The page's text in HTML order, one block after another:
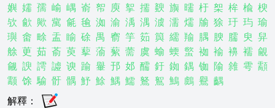
嬩 嬬 孺 崳 嵎 嵛 帤 庾 挐 擩 斔 旟 曘 杅 桇 桙 楡 楰
欤 歈 歟 歶 毹 毺 洳 渝 渪 湡 澞 濡 燸 牏 狳 玗 玙 瑜
璵 畬 畭 盂 睮 硢 禺 窬 竽 筎 籅 繻 羭 腢 腴 臑 臾 舁
艅 茰 茹 萮 萸 蒘 蕍 蕠 薷 虞 蝓 蝡 螸 袽 褕 襣 襦 覦
觎 諛 謣 譃 谀 踰 轝 邘 邚 醹 釪 銣 鍝 铷 隃 雓 雩 顬
颥 馀 騟 骬 髃 魣 鮽 鰅 鱬 鴑 鴽 鷠 鸆 鸒 齵
解釋 ：